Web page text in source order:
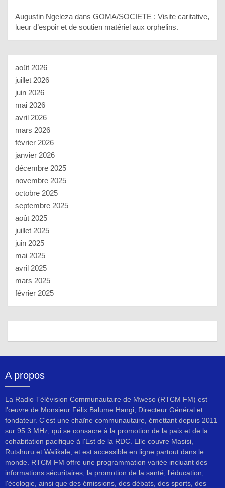
Augustin Ngeleza dans GOMA/SOCIETE : Visite caritative,
lueur d’espoir et de soutien matériel aux orphelins.
août 2026
juillet 2026
juin 2026
mai 2026
avril 2026
mars 2026
février 2026
janvier 2026
décembre 2025
novembre 2025
octobre 2025
septembre 2025
août 2025
juillet 2025
juin 2025
mai 2025
avril 2025
mars 2025
février 2025
A propos
La Radio Télévision Communautaire de Mweso (RTCM FM) est
l'œuvre de Monsieur Félix Balume Hangi, Directeur Général et
fondateur. C'est une chaîne communautaire, émettant depuis 2011
sur 95.3 MHz, qui se consacre à la promotion de la paix et de la
cohabitation pacifique à l'Est de la RDC. Elle couvre Masisi,
Rutshuru et Walikale, et est accessible en ligne partout dans le
monde. RTCM FM offre une programmation variée incluant des
informations sécuritaires, la promotion de la santé, l'éducation,
l'écologie, ainsi que des émissions, des débats, des sports, des